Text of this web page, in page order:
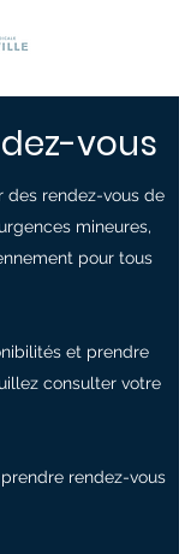
vous
des rendez-vous de
mineures,
pour tous
et prendre
consulter votre
rendez-vous